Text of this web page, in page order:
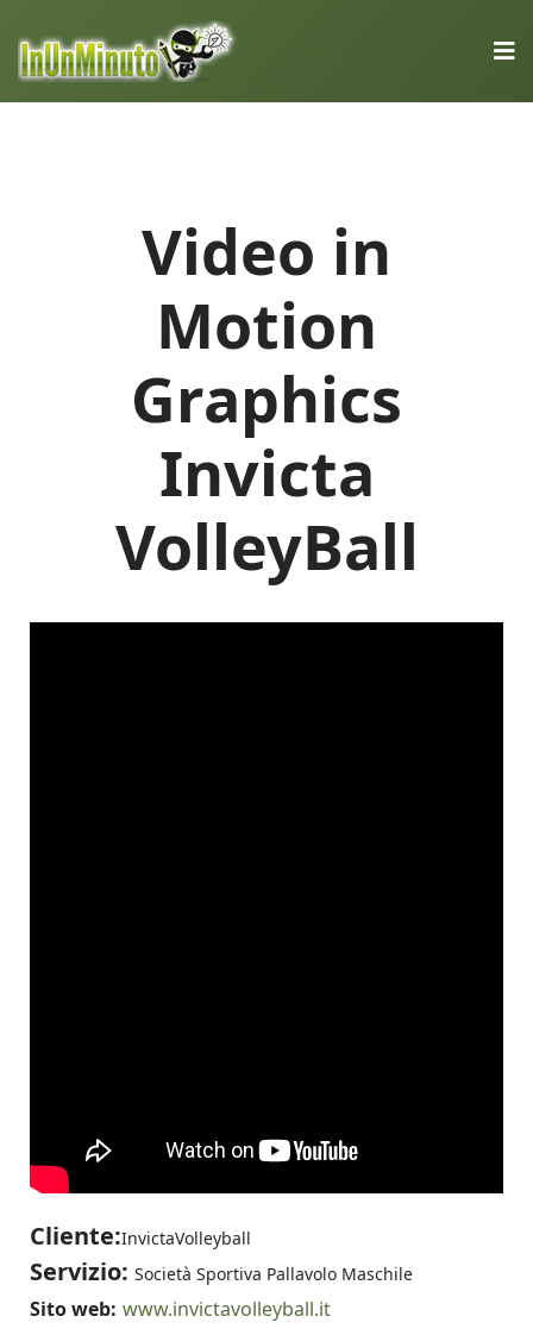
Video in
Motion
Graphics
Invicta
VolleyBall
Cliente:InvictaVolleyball
Servizio: Società Sportiva Pallavolo Maschile
Sito web: www.invictavolleyball.it